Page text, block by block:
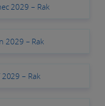
2029 – Rak
2029 – Rak
– Rak